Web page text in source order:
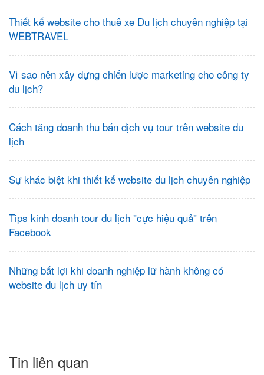
Thiết kế website cho thuê xe Du lịch chuyên nghiệp tại
WEBTRAVEL
Vì sao nên xây dựng chiến lược marketing cho công ty
du lịch?
Cách tăng doanh thu bán dịch vụ tour trên website du
lịch
Sự khác biệt khi thiết kế website du lịch chuyên nghiệp
Tips kinh doanh tour du lịch "cực hiệu quả" trên
Facebook
Những bất lợi khi doanh nghiệp lữ hành không có
website du lịch uy tín
Tin liên quan